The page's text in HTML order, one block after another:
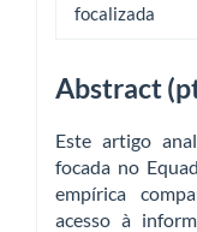
focalizada
Abstract
Este artigo
focada no
empírica
acesso à